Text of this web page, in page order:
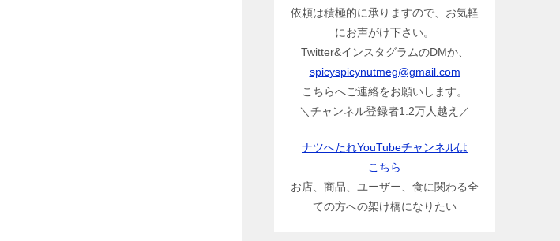
依頼は積極的に承りますので、お気軽
にお声がけ下さい。
Twitter&インスタグラムのDMか、
spicyspicynutmeg@gmail.com
こちらへご連絡をお願いします。
＼チャンネル登録者1.2万人越え／
ナツへたれYouTubeチャンネルは
こちら
お店、商品、ユーザー、食に関わる全
ての方への架け橋になりたい